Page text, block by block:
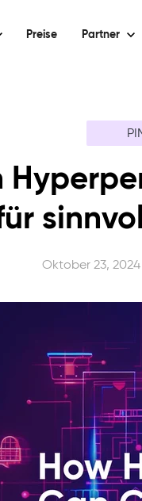
Preise Partner
Oktober 23, 2024